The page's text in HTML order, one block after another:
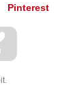
Pinterest